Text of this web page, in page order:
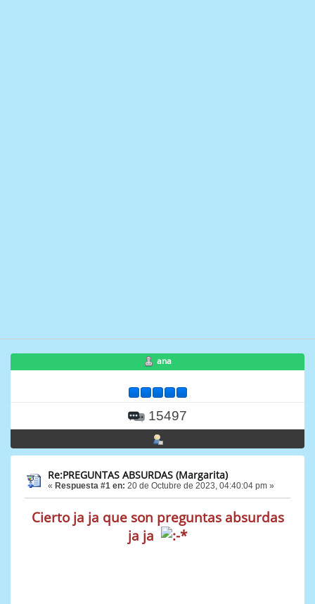
ana
15497
Re:PREGUNTAS ABSURDAS (Margarita)
« Respuesta #1 en: 20 de Octubre de 2023, 04:40:04 pm »
Cierto ja ja que son preguntas absurdas
ja ja